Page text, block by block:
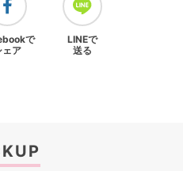
で
ェア
LINEで
送る